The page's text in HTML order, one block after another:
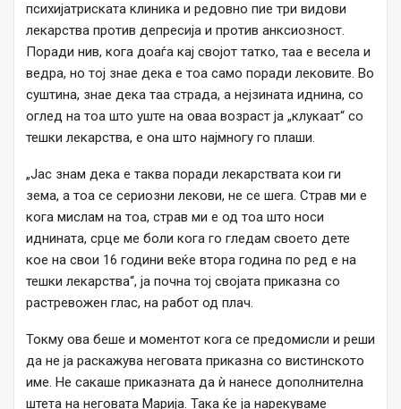
психијатриската клиника и редовно пие три видови
лекарства против депресија и против анксиозност.
Поради нив, кога доаѓа кај својот татко, таа е весела и
ведра, но тој знае дека е тоа само поради лековите. Во
суштина, знае дека таа страда, а нејзината иднина, со
оглед на тоа што уште на оваа возраст ја „клукаат“ со
тешки лекарства, е она што најмногу го плаши.
„Јас знам дека е таква поради лекарствата кои ги
зема, а тоа се сериозни лекови, не се шега. Страв ми е
кога мислам на тоа, страв ми е од тоа што носи
иднината, срце ме боли кога го гледам своето дете
кое на свои 16 години веќе втора година по ред е на
тешки лекарства“, ја почна тој својата приказна со
растревожен глас, на работ од плач.
Токму ова беше и моментот кога се предомисли и реши
да не ја раскажува неговата приказна со вистинското
име. Не сакаше приказната да ѝ нанесе дополнителна
штета на неговата Марија. Така ќе ја нарекуваме